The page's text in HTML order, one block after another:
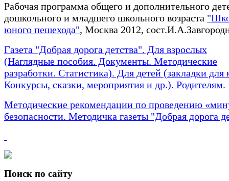
Рабочая программа общего и дополнительного
дошкольного и младшего школьного возраста
юного пешехода", Москва 2012,
Газета "Добрая дорога детства". Для взрослых
(Наглядные пособия. Документы. Методические
разработки. Статистика). Для детей (закладки для
Конкурсы, сказки, мероприятия и др.). Родителям.
Методические рекомендации по проведению
безопасности. Методичка газеты "Добрая дорога
Поиск по сайту